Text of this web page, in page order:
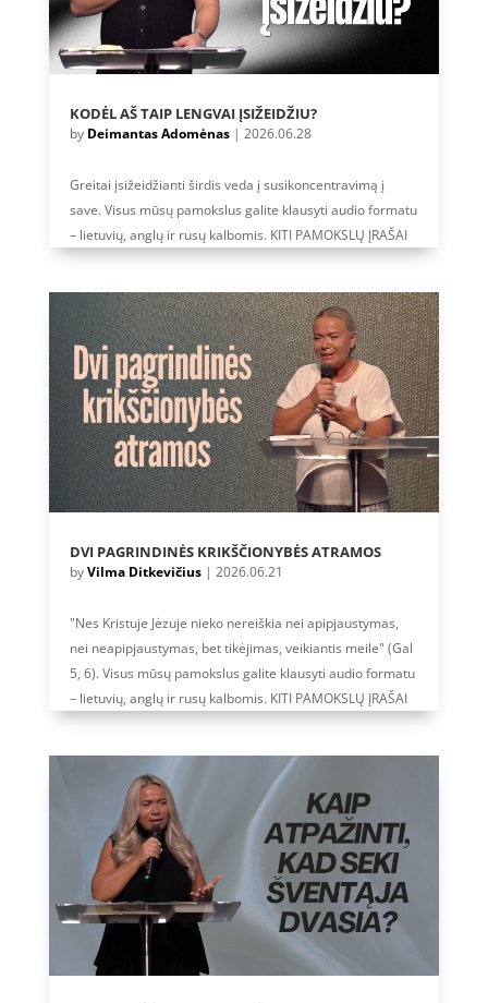
KODĖL AŠ TAIP LENGVAI ĮSIŽEIDŽIU?
by Deimantas Adomėnas| 2026.06.28
Greitai įsižeidžianti širdis veda į susikoncentravimą į
save. Visus mūsų pamokslus galite klausyti audio formatu
– lietuvių, anglų ir rusų kalbomis. KITI PAMOKSLŲ ĮRAŠAI
DVI PAGRINDINĖS KRIKŠČIONYBĖS ATRAMOS
byVilma Ditkevičius| 2026.06.21
"Nes Kristuje Jėzuje nieko nereiškia nei apipjaustymas,
nei neapipjaustymas, bet tikėjimas, veikiantis meile" (Gal
5, 6). Visus mūsų pamokslus galite klausyti audio formatu
– lietuvių, anglų ir rusų kalbomis. KITI PAMOKSLŲ ĮRAŠAI